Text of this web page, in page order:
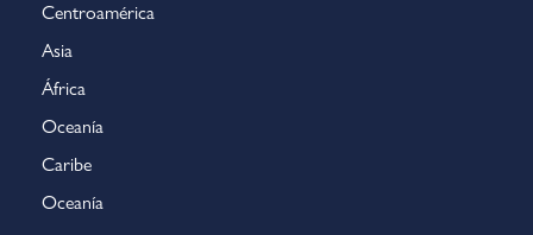
Centroamérica
Asia
África
Oceanía
Caribe
Oceanía